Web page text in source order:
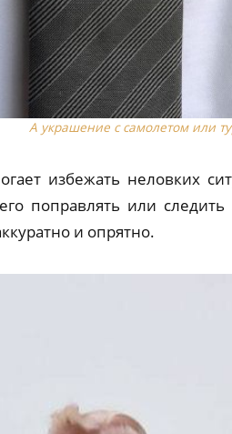
А украшение с самолетом или
избежать неловких
поправлять или
и опрятно.